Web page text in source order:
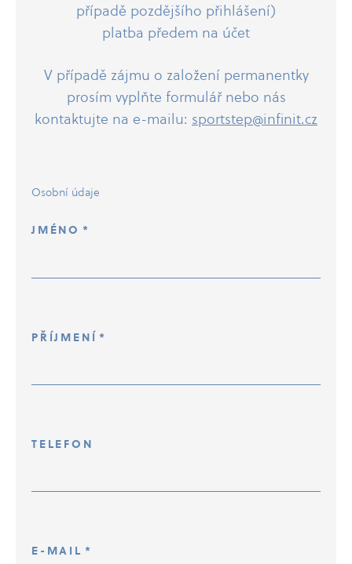
případě pozdějšího přihlášení)
platba předem na účet
V případě zájmu o založení permanentky
prosím vyplňte formulář nebo nás
kontaktujte na e-​mailu: sportstep@infinit.cz
Osobní údaje
JMÉNO *
PŘÍJMENÍ *
TELEFON
E-MAIL *